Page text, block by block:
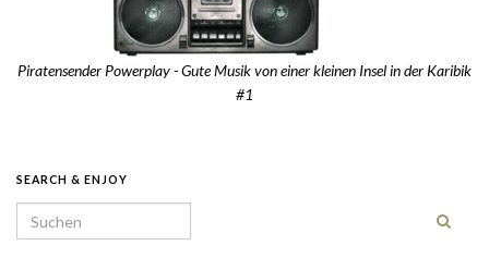
Piratensender Powerplay - Gute Musik von einer kleinen Insel in der Karibik
#1
SEARCH & ENJOY
Search for: